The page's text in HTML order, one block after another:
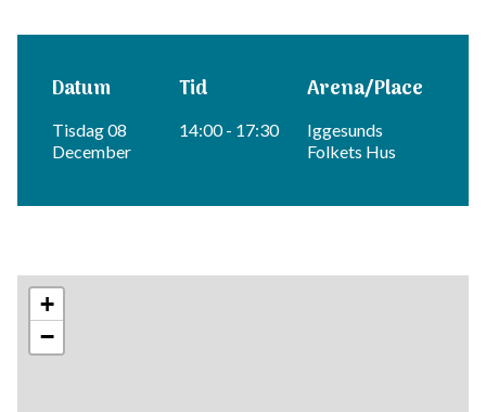
Datum Tid Arena/Place
Tisdag 08
December
14:00 - 17:30
Iggesunds
Folkets Hus
+
−